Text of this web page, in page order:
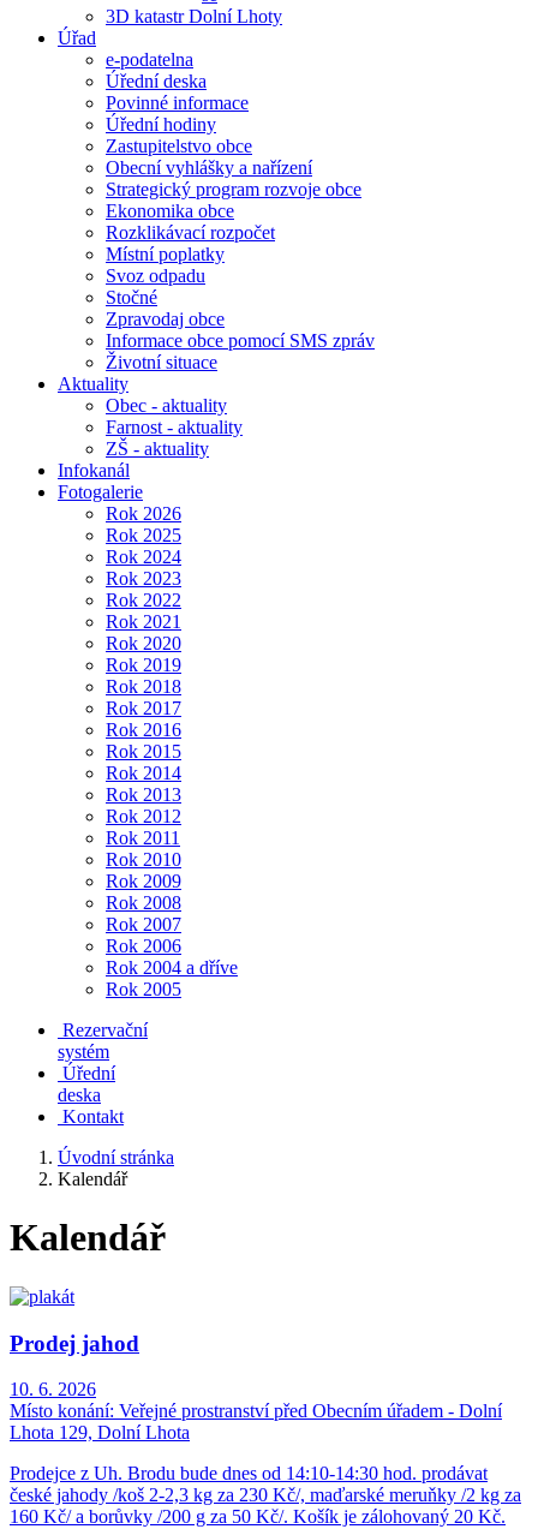
3D katastr Dolní Lhoty
Úřad
e-podatelna
Úřední deska
Povinné informace
Úřední hodiny
Zastupitelstvo obce
Obecní vyhlášky a nařízení
Strategický program rozvoje obce
Ekonomika obce
Rozklikávací rozpočet
Místní poplatky
Svoz odpadu
Stočné
Zpravodaj obce
Informace obce pomocí SMS zpráv
Životní situace
Aktuality
Obec - aktuality
Farnost - aktuality
ZŠ - aktuality
Infokanál
Fotogalerie
Rok 2026
Rok 2025
Rok 2024
Rok 2023
Rok 2022
Rok 2021
Rok 2020
Rok 2019
Rok 2018
Rok 2017
Rok 2016
Rok 2015
Rok 2014
Rok 2013
Rok 2012
Rok 2011
Rok 2010
Rok 2009
Rok 2008
Rok 2007
Rok 2006
Rok 2004 a dříve
Rok 2005
Rezervační
systém
Úřední
deska
Kontakt
Úvodní stránka
Kalendář
Kalendář
Prodej jahod
10. 6. 2026
Místo konání: Veřejné prostranství před Obecním úřadem - Dolní
Lhota 129, Dolní Lhota
Prodejce z Uh. Brodu bude dnes od 14:10-14:30 hod. prodávat
české jahody /koš 2-2,3 kg za 230 Kč/, maďarské meruňky /2 kg za
160 Kč/ a borůvky /200 g za 50 Kč/. Košík je zálohovaný 20 Kč.